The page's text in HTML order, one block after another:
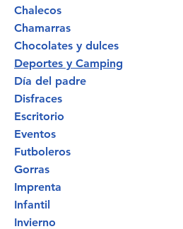
Chalecos
Chamarras
Chocolates y dulces
Deportes y Camping
Día del padre
Disfraces
Escritorio
Eventos
Futboleros
Gorras
Imprenta
Infantil
Invierno